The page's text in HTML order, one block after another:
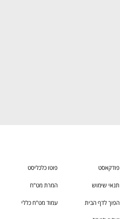
פודקאסט פוטו כלכליסט
תנאי שימוש המרת מט"ח
הפוך לדף הבית עמוד מט"ח כללי